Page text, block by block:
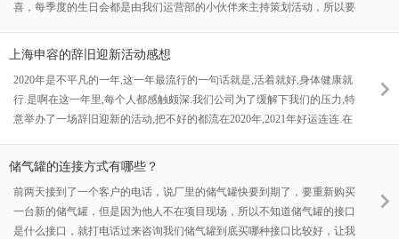
喜，每季度的生日会都是由我们运营部的小伙伴来主持策划活动，所以要
上海申容的辞旧迎新活动感想
2020年是不平凡的一年,这一年最流行的一句话就是,活着就好,身体健康就
行.是啊在这一年里,每个人都感触颇深.我们公司为了缓解下我们的压力,特
意举办了一场辞旧迎新的活动,把不好的都流在2020年,2021年好运连连.在
储气罐的连接方式有哪些？
前两天接到了一个客户的电话，说厂里的储气罐快要到期了，要重新购买
一台新的储气罐，但是因为他人不在项目现场，所以不知道储气罐的接口
是什么接口，就打电话过来咨询我们储气罐到底买哪种接口比较好，让我